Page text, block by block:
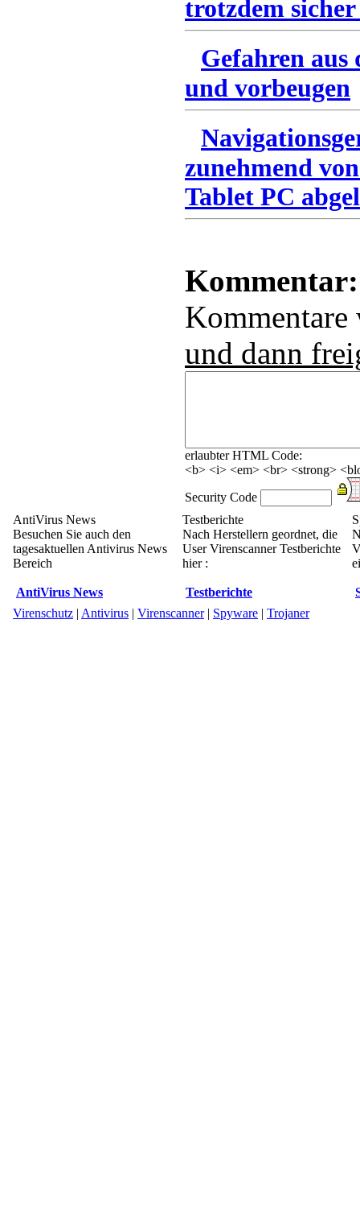
trotzdem
Gefahren
und vorbeugen
zunehmend
Tablet PC
Kommentar:
und dann
erlaubter HTML Code:
<b> <i> <em> <br> <strong>
Security Code
AntiVirus News
Besuchen Sie auch den
tagesaktuellen Antivirus News
Bereich
AntiVirus News
Testberichte
Nach Herstellern geordnet, die
User Virenscanner Testberichte
hier :
Testberichte
Virenschutz | Antivirus | Virenscanner| Spyware | Trojaner